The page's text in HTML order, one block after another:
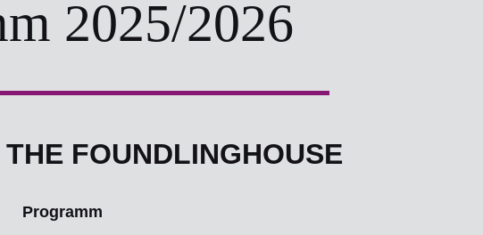
2025/2026
FOUNDLINGHOUSE
Programm